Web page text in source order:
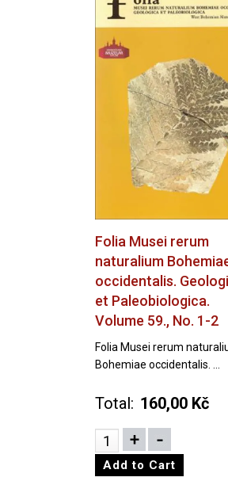
Folia Musei rerum
naturalium
occidentalis.
et Paleobiologica.
Volume 59., No. 1-2
Folia Musei rerum
Bohemiae occidentalis. ...
Total: 160,00 Kč